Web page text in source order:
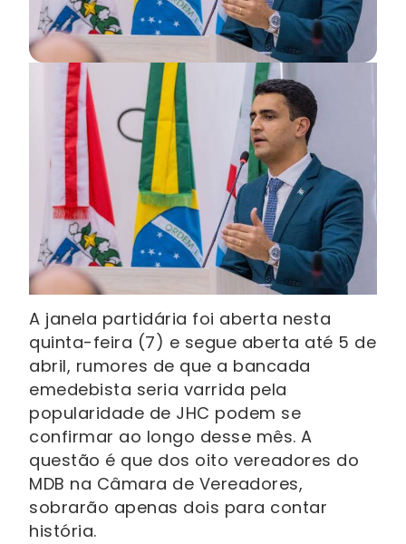
A janela partidária foi aberta nesta
quinta-feira (7) e segue aberta até 5 de
abril, rumores de que a bancada
emedebista seria varrida pela
popularidade de JHC podem se
confirmar ao longo desse mês. A
questão é que dos oito vereadores do
MDB na Câmara de Vereadores,
sobrarão apenas dois para contar
história.